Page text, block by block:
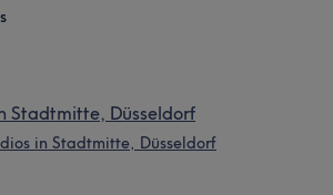
Stadtmitte, Düsseldorf
in Stadtmitte, Düsseldorf